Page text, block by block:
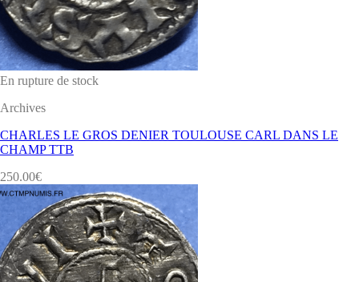
En rupture de stock
Archives
CHARLES LE GROS DENIER TOULOUSE CARL DANS LE
CHAMP TTB
250.00€